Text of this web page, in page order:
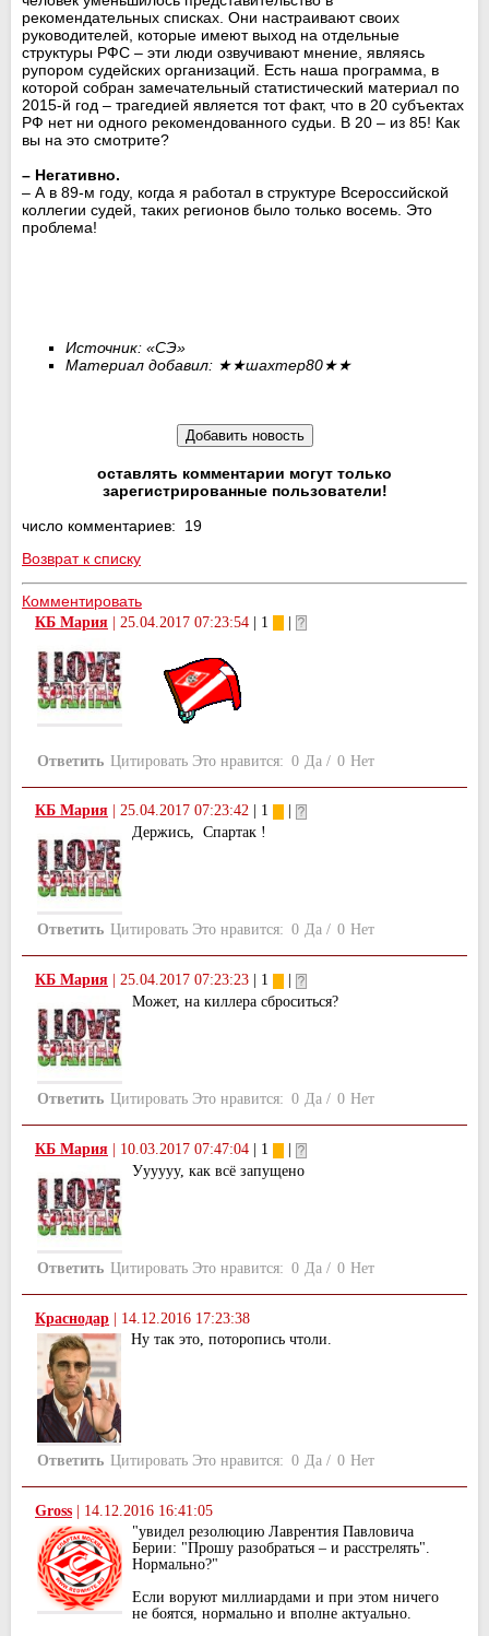
рекомендательных списках. Они настраивают своих
руководителей, которые имеют выход на отдельные
структуры РФС – эти люди озвучивают мнение, являясь
рупором судейских организаций. Есть наша программа, в
которой собран замечательный статистический материал по
2015-й год – трагедией является тот факт, что в 20 субъектах
РФ нет ни одного рекомендованного судьи. В 20 – из 85! Как
вы на это смотрите?
– Негативно.
– А в 89-м году, когда я работал в структуре Всероссийской
коллегии судей, таких регионов было только восемь. Это
проблема!
Источник: «СЭ»
Материал добавил: ★★шахтер80★★
оставлять комментарии могут только
зарегистрированные пользователи!
число комментариев: 19
Возврат к списку
Комментировать
КБ Мария | 25.04.2017 07:23:54 | 1 |
Ответить Цитировать Это нравится: 0 Да / 0 Нет
КБ Мария 25.04.2017 07:23:42 | 1
Держись, Спартак !
Ответить Цитировать Это нравится: 0 Да / 0 Нет
КБ Мария 25.04.2017 07:23:23 | 1
Может, на киллера сброситься?
Ответить Цитировать Это нравится: 0 Да / 0 Нет
КБ Мария 10.03.2017 07:47:04 | 1
Уууууу, как всё запущено
Ответить Цитировать Это нравится: 0 Да / 0 Нет
Краснодар
14.12.2016 17:23:38
Ну так это, поторопись чтоли.
Ответить Цитировать Это нравится: 0 Да / 0 Нет
Gross | 14.12.2016 16:41:05
"увидел резолюцию Лаврентия Павловича
Берии: "Прошу разобраться – и расстрелять".
Нормально?"
Если воруют миллиардами и при этом ничего
не боятся, нормально и вполне актуально.